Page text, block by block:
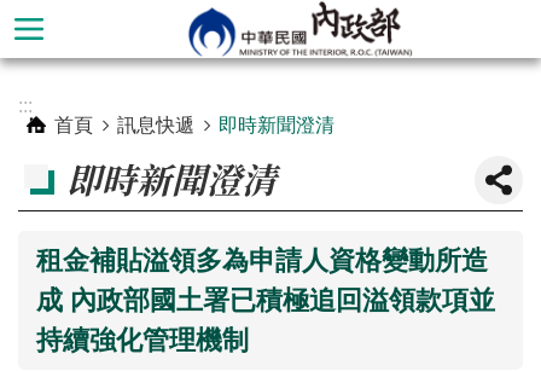
跳到主要內容區塊
階
:::
首頁
訊息快遞 即時新聞澄清
即時新聞澄清
租金補貼溢領多為申請人資格變動所造
成 內政部國土署已積極追回溢領款項並
持續強化管理機制